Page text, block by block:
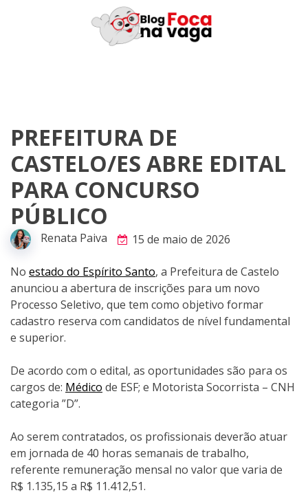
PREFEITURA DE
CASTELO/ES ABRE EDITAL
PARA CONCURSO
PÚBLICO
Renata Paiva 15 de maio de 2026
No estado do Espírito Santo, a Prefeitura de Castelo
anunciou a abertura de inscrições para um novo
Processo Seletivo, que tem como objetivo formar
cadastro reserva com candidatos de nível fundamental
e superior.
De acordo com o edital, as oportunidades são para os
cargos de: Médico de ESF; e Motorista Socorrista – CNH
categoria ”D”.
Ao serem contratados, os profissionais deverão atuar
em jornada de 40 horas semanais de trabalho,
referente remuneração mensal no valor que varia de
R$ 1.135,15 a R$ 11.412,51.